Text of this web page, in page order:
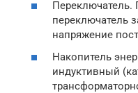
Переключатель.
переключатель
напряжение
Накопитель
индуктивный